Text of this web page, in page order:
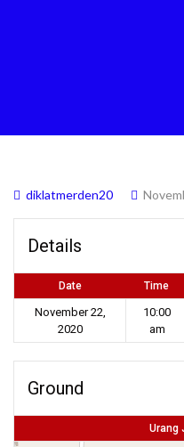
diklatmerden20
Details
Date Time
November 22,
2020
10:00
am
Ground
Urang